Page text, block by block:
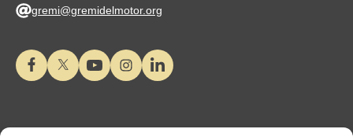
gremi@gremidelmotor.org